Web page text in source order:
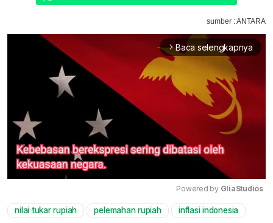
sumber : ANTARA
arrow_forward_ios Baca selengkapnya
Mute
Powered by GliaStudios
nilai tukar rupiah pelemahan rupiah inflasi indonesia